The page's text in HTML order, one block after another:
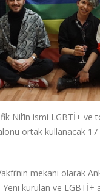
Nil’in ismi LGBTİ+
ortak kullanacak 17
mekanı
kurulan ve